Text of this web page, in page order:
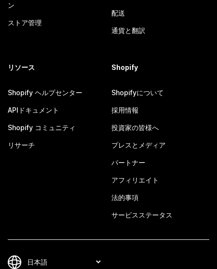
ン
ストア管理
配送
通貨と翻訳
リソース
Shopify ヘルプセンター
APIドキュメント
Shopify コミュニティ
リサーチ
Shopify
Shopifyについて
採用情報
投資家の皆様へ
プレスとメディア
パートナー
アフィリエイト
法的事項
サービスステータス